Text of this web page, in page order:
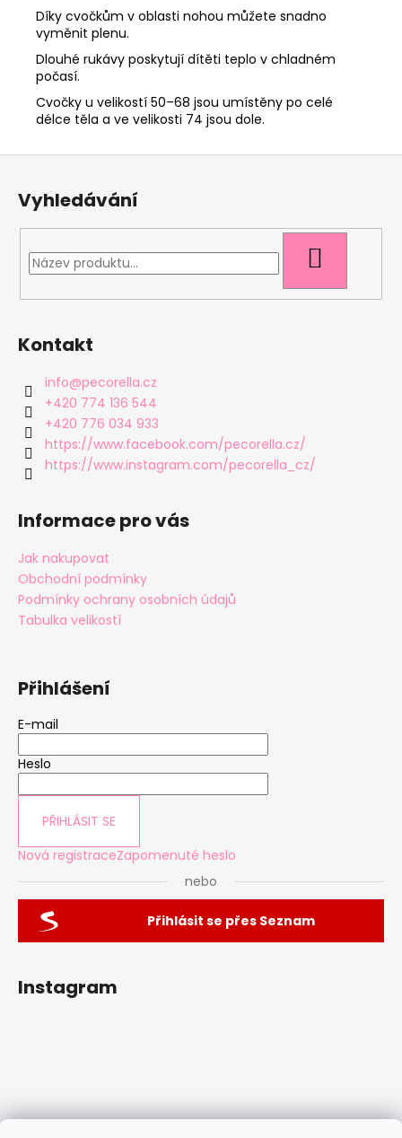
Díky cvočkům v oblasti nohou můžete snadno
vyměnit plenu.
Dlouhé rukávy poskytují dítěti teplo v chladném
počasí.
Cvočky u velikostí 50–68 jsou umístěny po celé
délce těla a ve velikosti 74 jsou dole.
Z
Vyhledávání
Kontakt
info@pecorella.cz
+420 774 136 544
+420 776 034 933
https://www.facebook.com/pecorella.cz/
https://www.instagram.com/pecorella_cz/
Informace pro vás
Jak nakupovat
Obchodní podmínky
Podmínky ochrany osobních údajů
Tabulka velikostí
Přihlášení
E-mail
Heslo
PŘIHLÁSIT SE
Nová registraceZapomenuté heslo
nebo
Přihlásit se přes Seznam
Instagram